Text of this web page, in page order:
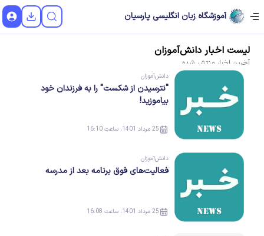
آموزشگاه زبان انگلیسی پارسیان
لیست اخبار دانش‌آموزان
آخرین اخبار منتشر شده
دانش‌آموزان
"نترسیدن از شکست" را به فرزندان خود
بیاموزید!
25 مرداد 1401، ساعت 16:10
دانش‌آموزان
فعالیت‌های فوق برنامه بعد از مدرسه
25 مرداد 1401، ساعت 16:08